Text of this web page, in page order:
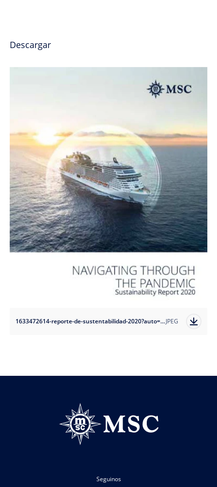
Descargar
1633472614-reporte-de-sustentabilidad-2020?auto=formatJPEG
Seguinos